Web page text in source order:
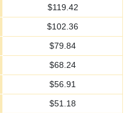
$119.42
$102.36
$79.84
$68.24
$56.91
$51.18